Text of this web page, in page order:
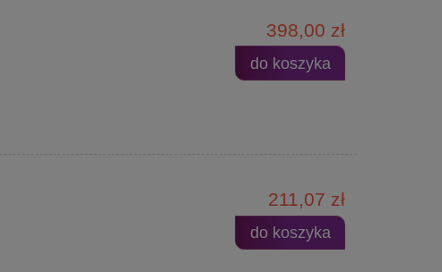
398,00 zł
do koszyka
211,07 zł
do koszyka